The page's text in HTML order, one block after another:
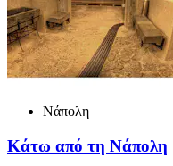
Νάπολη
Κάτω από τη Νάπολη